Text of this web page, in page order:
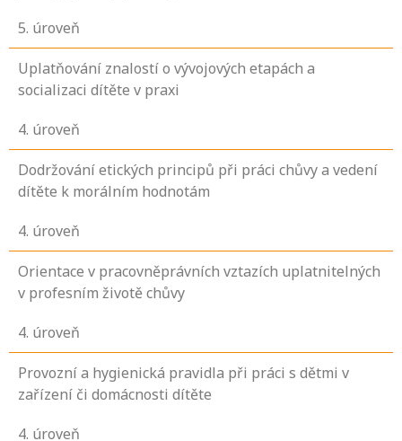
5. úroveň
Uplatňování znalostí o vývojových etapách a
socializaci dítěte v praxi
4. úroveň
Dodržování etických principů při práci chůvy a vedení
dítěte k morálním hodnotám
4. úroveň
Orientace v pracovněprávních vztazích uplatnitelných
v profesním životě chůvy
4. úroveň
Provozní a hygienická pravidla při práci s dětmi v
zařízení či domácnosti dítěte
4. úroveň